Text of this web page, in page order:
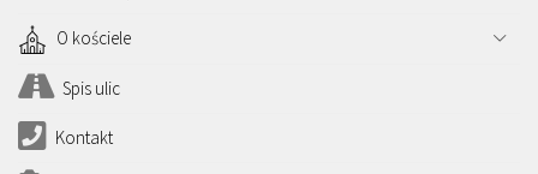
O kościele
Spis ulic
Kontakt